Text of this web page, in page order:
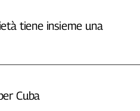
tiene insieme una
Cuba